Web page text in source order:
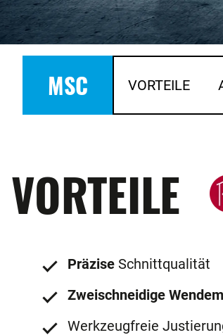
MSC VORTEILE
VORTEILE
Präzise Schnittqualität
Zweischneidige
Werkzeugfreie